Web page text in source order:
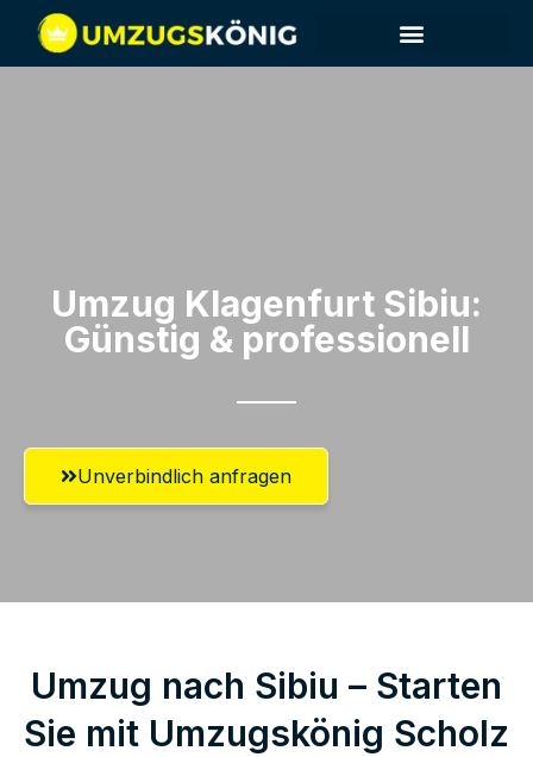
Umzug Klagenfurt​ Sibiu:
Günstig & professionell​
Unverbindlich anfragen
Umzug nach Sibiu – Starten
Sie mit Umzugskönig Scholz